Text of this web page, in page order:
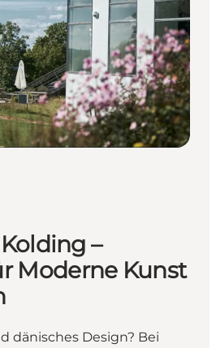
–
Moderne Kunst
dänisches Design? Bei